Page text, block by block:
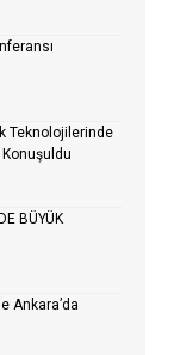
Teknolojilerinde
BÜYÜK
Ankara’da